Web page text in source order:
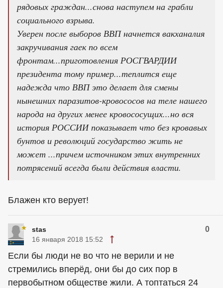
рядовых граждан...снова наступем на грабли
социального взрыва.
Уверен после выборов ВВП начнется вакханалия
закручивания гаек по всем
фронтам...приготовления РОСГВАРДИИ
президента тому пример...теплится еще
надежда что ВВП это делает для смены
нынешних паразитов-кровососов на теле нашего
народа на других менее кровососущих...но вся
история РОССИИ показывает что без кровавых
бунтов и революций государство жить не
может ...причем источником этих внутренних
потрясений всегда были действия власти.
Блажен кто верует!
stas 0
16 января 2018 15:52
Если бы люди не во что не верили и не
стремились вперёд, они бы до сих пор в
первобытном обществе жили. А топтаться 24